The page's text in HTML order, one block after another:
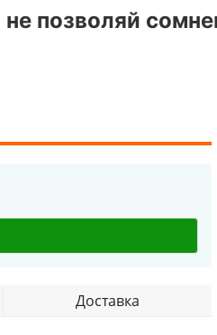
позволяй
Доставка